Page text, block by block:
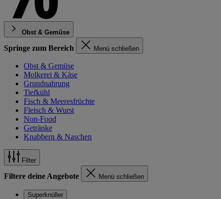
Obst & Gemüse
Springe zum Bereich Menü schließen
Obst & Gemüse
Molkerei & Käse
Grundnahrung
Tiefkühl
Fisch & Meeresfrüchte
Fleisch & Wurst
Non-Food
Getränke
Knabbern & Naschen
Filter
Filtere deine Angebote Menü schließen
Superknüller